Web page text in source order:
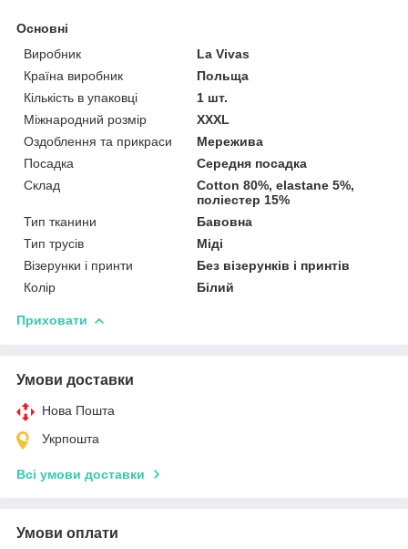
Основні
Виробник
La Vivas
Країна виробник
Польща
Кількість в упаковці
1 шт.
Міжнародний розмір
XXXL
Оздоблення та прикраси
Мережива
Посадка
Середня посадка
Склад
Cotton 80%, elastane 5%,
поліестер 15%
Тип тканини
Бавовна
Тип трусів
Міді
Візерунки і принти
Без візерунків і принтів
Колір
Білий
Приховати
Умови доставки
Нова Пошта
Укрпошта
Всі умови доставки
Умови оплати